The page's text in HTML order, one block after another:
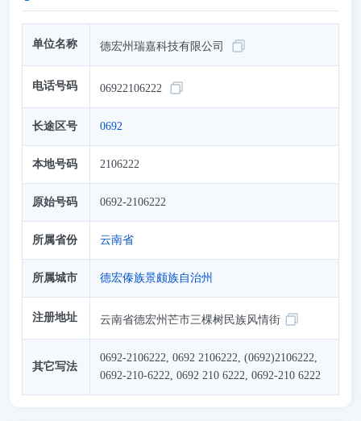
单位名称 德宏州瑞嘉科技有限公司
电话号码 06922106222
长途区号 0692
本地号码 2106222
原始号码 0692-2106222
所属省份 云南省
所属城市 德宏傣族景颇族自治州
注册地址 云南省德宏州芒市三棵树民族风情街
其它写法
0692-2106222, 0692 2106222, (0692)2106222,
0692-210-6222, 0692 210 6222, 0692-210 6222